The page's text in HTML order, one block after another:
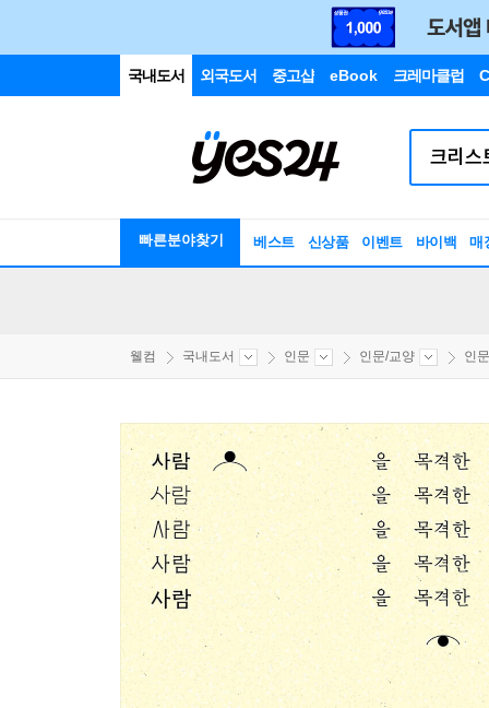
국내도서 외국도서 중고샵 eBook 크레마클럽
빠른분야찾기 베스트 신상품 이벤트 바이백 매
웰컴 국내도서 인문 인문/교양 인